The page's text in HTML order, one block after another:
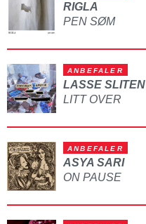
RIGLA
PEN SØM
ANBEFALER
LASSE SLITEN
LITT OVER
ANBEFALER
ASYA SARI
ON PAUSE